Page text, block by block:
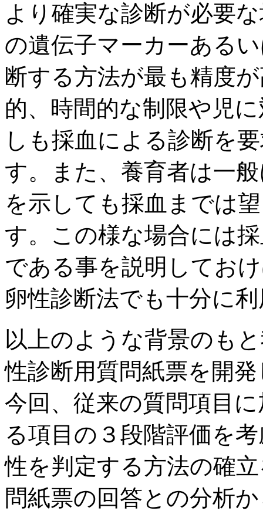
より確実な診断が必要
の遺伝子マーカーある
断する方法が最も精度
的、時間的な制限や児
しも採血による診断を
す。また、養育者は一
を示しても採血までは
す。この様な場合には
である事を説明してお
卵性診断法でも十分に
以上のような背景のも
性診断用質問紙票を開
今回、従来の質問項目
る項目の３段階評価を
性を判定する方法の確
問紙票の回答との分析